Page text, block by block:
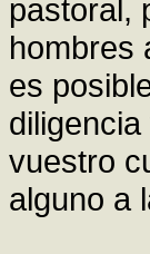
pastoral,
hombres
es
vuestro
alguno a